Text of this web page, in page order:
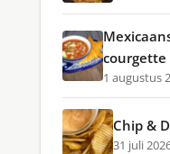
courgette
1 augustus
Chip &
31 juli